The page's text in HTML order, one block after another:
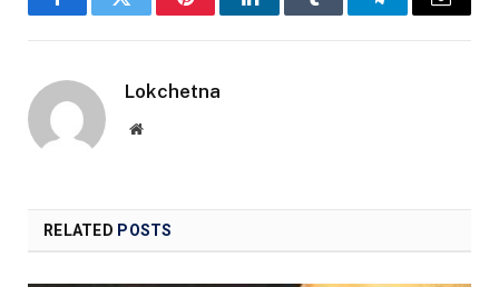
FacebookTwitter PinterestLinkedInTumblr TelegramEmail
Lokchetna
Website
RELATED POSTS